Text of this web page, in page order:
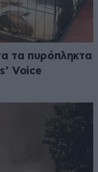
τα πυρόπληκτα
Voice